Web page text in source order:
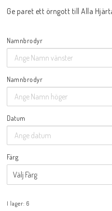
Lägg till i
Ge paret ett örngott till Alla
Namnbrodyr
Namnbrodyr
Datum
Färg
I lager: 6